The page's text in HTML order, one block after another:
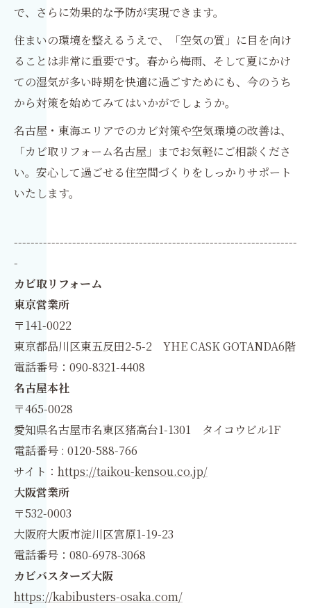
で、さらに効果的な予防が実現できます。
住まいの環境を整えるうえで、「空気の質」に目を向け
ることは非常に重要です。春から梅雨、そして夏にかけ
ての湿気が多い時期を快適に過ごすためにも、今のうち
から対策を始めてみてはいかがでしょうか。
名古屋・東海エリアでのカビ対策や空気環境の改善は、
「カビ取リフォーム名古屋」までお気軽にご相談くださ
い。安心して過ごせる住空間づくりをしっかりサポート
いたします。
--------------------------------------------------------------------
-
カビ取リフォーム
東京営業所
〒141-0022
東京都品川区東五反田2-5-2 YHE CASK GOTANDA6階
電話番号：090-8321-4408
名古屋本社
〒465-0028
愛知県名古屋市名東区猪高台1-1301 タイコウビル1F
電話番号 : 0120-588-766
サイト： https://taikou-kensou.co.jp/
大阪営業所
〒532-0003
大阪府大阪市淀川区宮原1-19-23
電話番号：080-6978-3068
カビバスターズ大阪
https://kabibusters-osaka.com/